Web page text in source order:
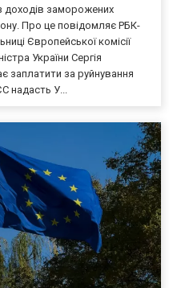
доходів заморожених
Про це повідомляє РБК-
Європейської комісії
України Сергія
заплатити за руйнування
надасть У...